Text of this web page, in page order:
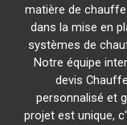
matière de
dans la mise en
systèmes de
Notre équipe
devis
personnalisé et
projet est unique,